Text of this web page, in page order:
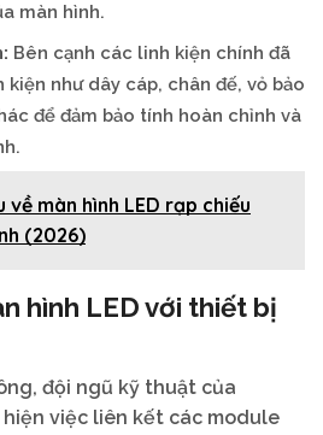
màn hình.
Bên cạnh các linh kiện chính đã
như dây cáp, chân đế, vỏ bảo
để đảm bảo tính hoàn chỉnh và
về màn hình LED rạp chiếu
(2026)
hình LED với thiết bị
đội ngũ kỹ thuật của
việc liên kết các module